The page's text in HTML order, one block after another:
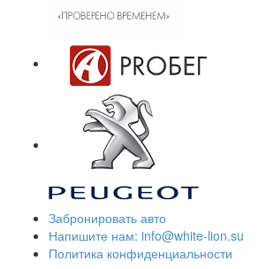
Забронировать авто
Напишите нам: info@white-lion.su
Политика конфиденциальности